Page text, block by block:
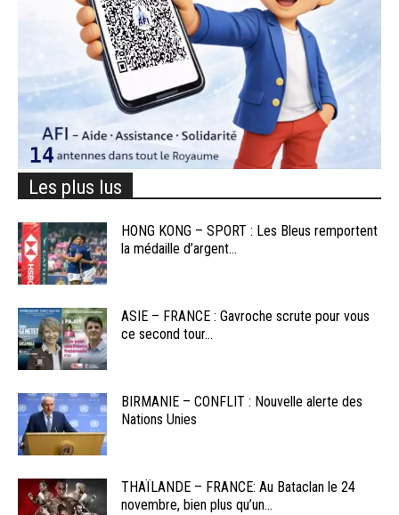
Les plus lus
HONG KONG – SPORT : Les Bleus remportent
la médaille d’argent...
ASIE – FRANCE : Gavroche scrute pour vous
ce second tour...
BIRMANIE – CONFLIT : Nouvelle alerte des
Nations Unies
THAÏLANDE – FRANCE: Au Bataclan le 24
novembre, bien plus qu’un...